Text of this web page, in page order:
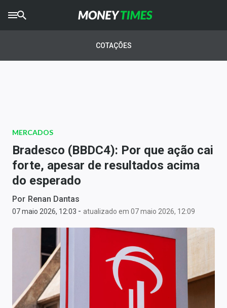
AGROTIMES
Newsletters
Money Trader
Anuncie
Últimas Notícias
Newsletters
Cotações
Comprar ou vender?
Carteiras Recomendadas
COTAÇÕES
MERCADOS
Bradesco (BBDC4): Por que ação cai
forte, apesar de resultados acima
do esperado
Por Renan Dantas
07 maio 2026, 12:03 - atualizado em 07 maio 2026, 12:09